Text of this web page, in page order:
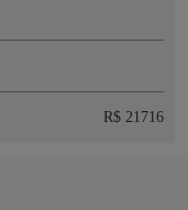
R$ 21716